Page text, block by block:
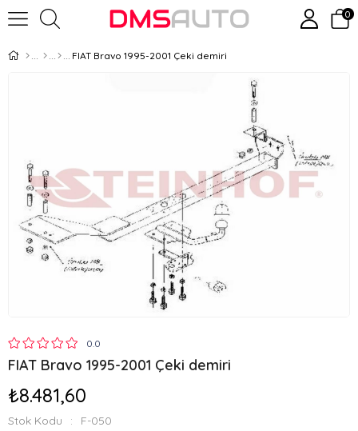
0
FIAT Bravo 1995-2001 Çeki demiri
0.0
FIAT Bravo 1995-2001 Çeki demiri
₺8.481,60
Stok Kodu F-050